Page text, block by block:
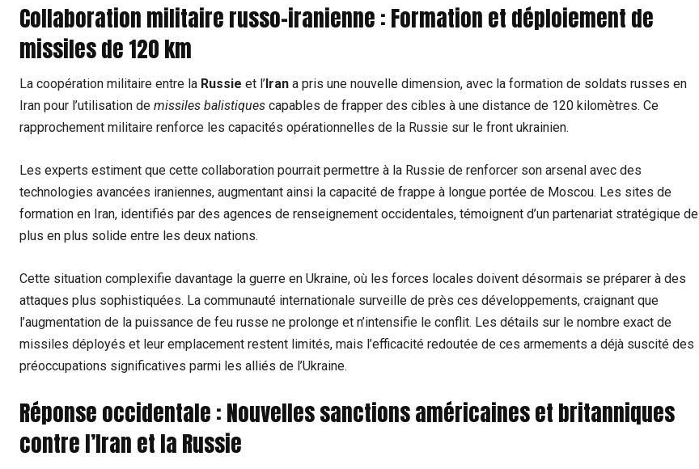
Collaboration militaire russo-iranienne : Formation et déploiement de
missiles de 120 km
La coopération militaire entre la Russie et l’Iran a pris une nouvelle dimension, avec la formation de soldats russes en
Iran pour l’utilisation de missiles balistiques capables de frapper des cibles à une distance de 120 kilomètres. Ce
rapprochement militaire renforce les capacités opérationnelles de la Russie sur le front ukrainien.
Les experts estiment que cette collaboration pourrait permettre à la Russie de renforcer son arsenal avec des
technologies avancées iraniennes, augmentant ainsi la capacité de frappe à longue portée de Moscou. Les sites de
formation en Iran, identifiés par des agences de renseignement occidentales, témoignent d’un partenariat stratégique de
plus en plus solide entre les deux nations.
Cette situation complexifie davantage la guerre en Ukraine, où les forces locales doivent désormais se préparer à des
attaques plus sophistiquées. La communauté internationale surveille de près ces développements, craignant que
l’augmentation de la puissance de feu russe ne prolonge et n’intensifie le conflit. Les détails sur le nombre exact de
missiles déployés et leur emplacement restent limités, mais l’efficacité redoutée de ces armements a déjà suscité des
préoccupations significatives parmi les alliés de l’Ukraine.
Réponse occidentale : Nouvelles sanctions américaines et britanniques
contre l’Iran et la Russie